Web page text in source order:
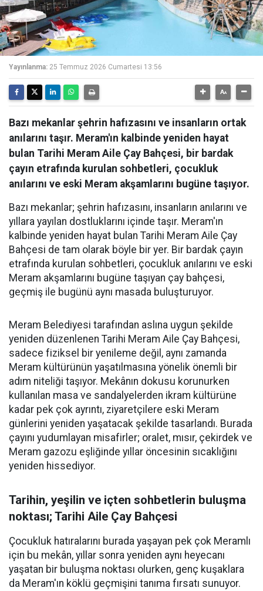
Yayınlanma: 25 Temmuz 2026 Cumartesi 13:56
Bazı mekanlar şehrin hafızasını ve insanların ortak
anılarını taşır. Meram'ın kalbinde yeniden hayat
bulan Tarihi Meram Aile Çay Bahçesi, bir bardak
çayın etrafında kurulan sohbetleri, çocukluk
anılarını ve eski Meram akşamlarını bugüne taşıyor.
Bazı mekanlar; şehrin hafızasını, insanların anılarını ve
yıllara yayılan dostluklarını içinde taşır. Meram'ın
kalbinde yeniden hayat bulan Tarihi Meram Aile Çay
Bahçesi de tam olarak böyle bir yer. Bir bardak çayın
etrafında kurulan sohbetleri, çocukluk anılarını ve eski
Meram akşamlarını bugüne taşıyan çay bahçesi,
geçmiş ile bugünü aynı masada buluşturuyor.
Meram Belediyesi tarafından aslına uygun şekilde
yeniden düzenlenen Tarihi Meram Aile Çay Bahçesi,
sadece fiziksel bir yenileme değil, aynı zamanda
Meram kültürünün yaşatılmasına yönelik önemli bir
adım niteliği taşıyor. Mekânın dokusu korunurken
kullanılan masa ve sandalyelerden ikram kültürüne
kadar pek çok ayrıntı, ziyaretçilere eski Meram
günlerini yeniden yaşatacak şekilde tasarlandı. Burada
çayını yudumlayan misafirler; oralet, mısır, çekirdek ve
Meram gazozu eşliğinde yıllar öncesinin sıcaklığını
yeniden hissediyor.
Tarihin, yeşilin ve içten sohbetlerin buluşma
noktası; Tarihi Aile Çay Bahçesi
Çocukluk hatıralarını burada yaşayan pek çok Meramlı
için bu mekân, yıllar sonra yeniden aynı heyecanı
yaşatan bir buluşma noktası olurken, genç kuşaklara
da Meram'ın köklü geçmişini tanıma fırsatı sunuyor.